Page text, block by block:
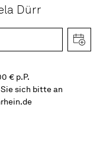
Dürr
€ p.P.
sich bitte an